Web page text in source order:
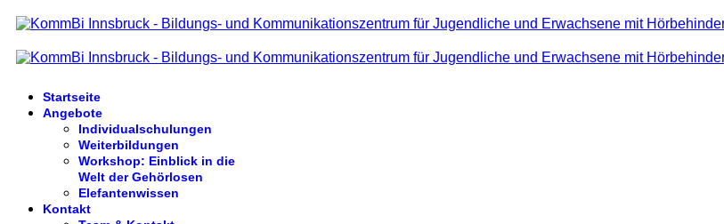
Startseite
Angebote
Individualschulungen
Weiterbildungen
Workshop: Einblick in die
Welt der Gehörlosen
Elefantenwissen
Kontakt